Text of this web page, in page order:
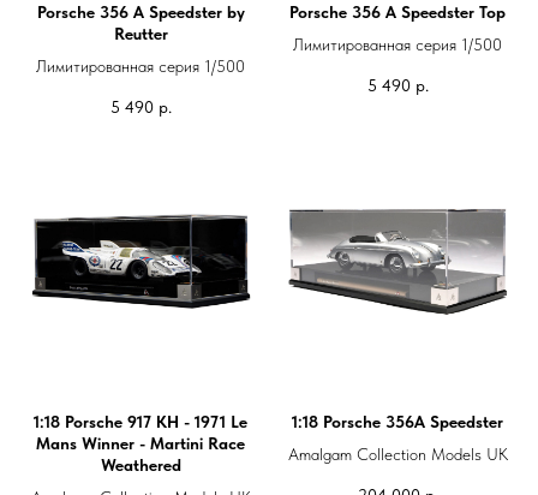
Porsche 356 A Speedster by
Reutter
Лимитированная серия 1/500
5 490 р.
Porsche 356 A Speedster Top
Лимитированная серия 1/500
5 490 р.
1:18 Porsche 917 KH - 1971 Le
Mans Winner - Martini Race
Weathered
1:18 Porsche 356A Speedster
Amalgam Collection Models UK